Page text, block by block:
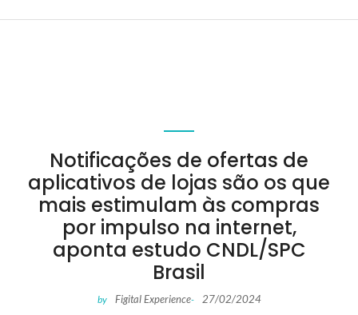
Notificações de ofertas de
aplicativos de lojas são os que
mais estimulam às compras
por impulso na internet,
aponta estudo CNDL/SPC
Brasil
by Figital Experience- 27/02/2024